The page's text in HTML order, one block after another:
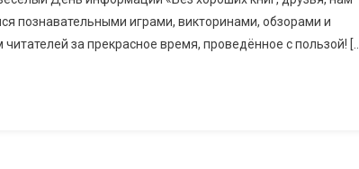
познавательными играми, викторинами, обзорами и
за прекрасное время, проведённое с пользой! […]